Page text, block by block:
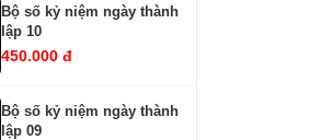
Bộ số kỷ niệm ngày thành
lập 10
450.000 đ
Bộ số kỷ niệm ngày thành
lập 09